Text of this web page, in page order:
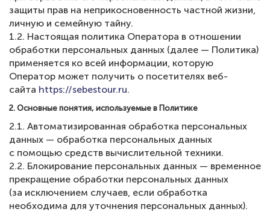
защиты прав на неприкосновенность частной жизни,
личную и семейную тайну.
1.2. Настоящая политика Оператора в отношении
обработки персональных данных (далее — Политика)
применяется ко всей информации, которую
Оператор может получить о посетителях веб-
сайта https://sebestour.ru.
2. Основные понятия, используемые в Политике
2.1. Автоматизированная обработка персональных
данных — обработка персональных данных
с помощью средств вычислительной техники.
2.2. Блокирование персональных данных — временное
прекращение обработки персональных данных
(за исключением случаев, если обработка
необходима для уточнения персональных данных).